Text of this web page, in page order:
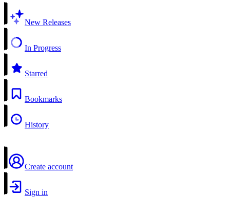
New Releases
In Progress
Starred
Bookmarks
History
Create account
Sign in